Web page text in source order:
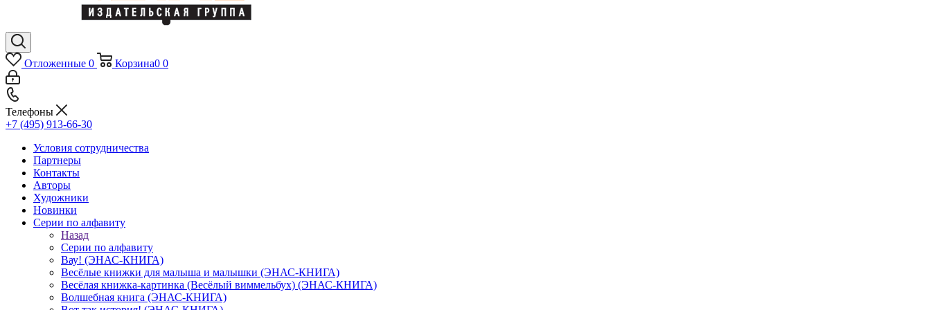
Отложенные 0 Корзина0 0
Телефоны
+7 (495) 913-66-30
Условия сотрудничества
Партнеры
Контакты
Авторы
Художники
Новинки
Серии по алфавиту
Назад
Серии по алфавиту
Вау! (ЭНАС-КНИГА)
Весёлые книжки для малыша и малышки (ЭНАС-КНИГА)
Весёлая книжка-картинка (Весёлый виммельбух) (ЭНАС-КНИГА)
Волшебная книга (ЭНАС-КНИГА)